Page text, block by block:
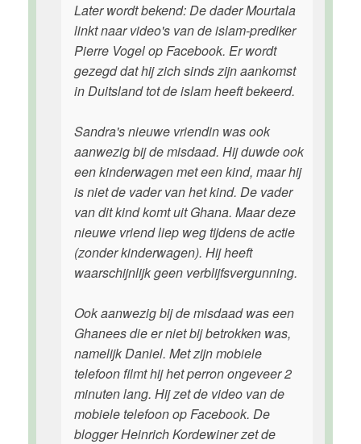
Later wordt bekend: De dader Mourtala
linkt naar video's van de islam-prediker
Pierre Vogel op Facebook. Er wordt
gezegd dat hij zich sinds zijn aankomst
in Duitsland tot de islam heeft bekeerd.
Sandra's nieuwe vriendin was ook
aanwezig bij de misdaad. Hij duwde ook
een kinderwagen met een kind, maar hij
is niet de vader van het kind. De vader
van dit kind komt uit Ghana. Maar deze
nieuwe vriend liep weg tijdens de actie
(zonder kinderwagen). Hij heeft
waarschijnlijk geen verblijfsvergunning.
Ook aanwezig bij de misdaad was een
Ghanees die er niet bij betrokken was,
namelijk Daniel. Met zijn mobiele
telefoon filmt hij het perron ongeveer 2
minuten lang. Hij zet de video van de
mobiele telefoon op Facebook. De
blogger Heinrich Kordewiner zet de